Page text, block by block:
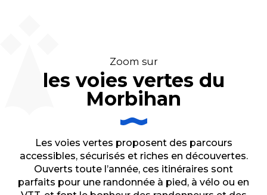
Zoom sur
les voies vertes du
Morbihan
Les voies vertes proposent des parcours
accessibles, sécurisés et riches en découvertes.
Ouverts toute l’année, ces itinéraires sont
parfaits pour une randonnée à pied, à vélo ou en